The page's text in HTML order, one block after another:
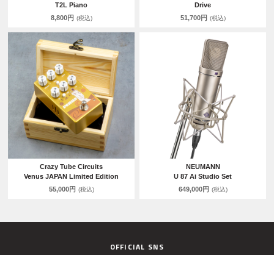
T2L Piano
8,800円 (税込)
Drive
51,700円 (税込)
Crazy Tube Circuits
Venus JAPAN Limited Edition
55,000円 (税込)
NEUMANN
U 87 Ai Studio Set
649,000円 (税込)
OFFICIAL SNS